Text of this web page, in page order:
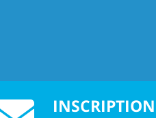
INSCRIPTION